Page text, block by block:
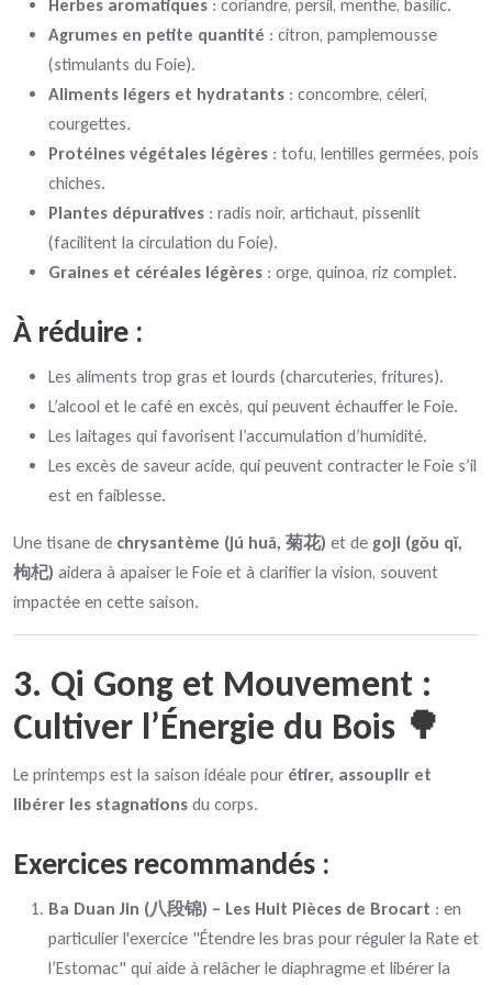
Herbes aromatiques : coriandre, persil, menthe, basilic.
Agrumes en petite quantité : citron, pamplemousse
(stimulants du Foie).
Aliments légers et hydratants : concombre, céleri,
courgettes.
Protéines végétales légères : tofu, lentilles germées, pois
chiches.
Plantes dépuratives : radis noir, artichaut, pissenlit
(facilitent la circulation du Foie).
Graines et céréales légères : orge, quinoa, riz complet.
À réduire :
Les aliments trop gras et lourds (charcuteries, fritures).
L’alcool et le café en excès, qui peuvent échauffer le Foie.
Les laitages qui favorisent l’accumulation d’humidité.
Les excès de saveur acide, qui peuvent contracter le Foie s’il
est en faiblesse.
Une tisane de chrysantème (jú huā, 菊花) et de goji (gǒu qǐ,
枸杞) aidera à apaiser le Foie et à clarifier la vision, souvent
impactée en cette saison.
3. Qi Gong et Mouvement :
Cultiver l’Énergie du Bois 🌳
Le printemps est la saison idéale pour étirer, assouplir et
libérer les stagnations du corps.
Exercices recommandés :
Ba Duan Jin (八段锦) – Les Huit Pièces de Brocart : en
particulier l'exercice "Étendre les bras pour réguler la Rate et
l’Estomac" qui aide à relâcher le diaphragme et libérer la